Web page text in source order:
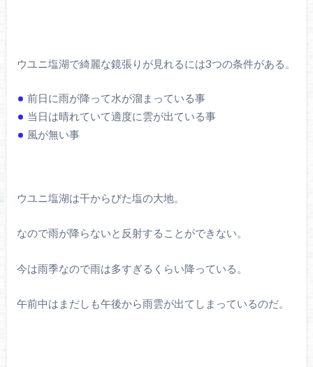
ウユニ塩湖で綺麗な鏡張りが見れるには3つの条件がある。
前日に雨が降って水が溜まっている事
当日は晴れていて適度に雲が出ている事
風が無い事
ウユニ塩湖は干からびた塩の大地。
なので雨が降らないと反射することができない。
今は雨季なので雨は多すぎるくらい降っている。
午前中はまだしも午後から雨雲が出てしまっているのだ。